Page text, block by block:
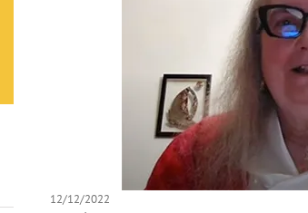
12/12/2022